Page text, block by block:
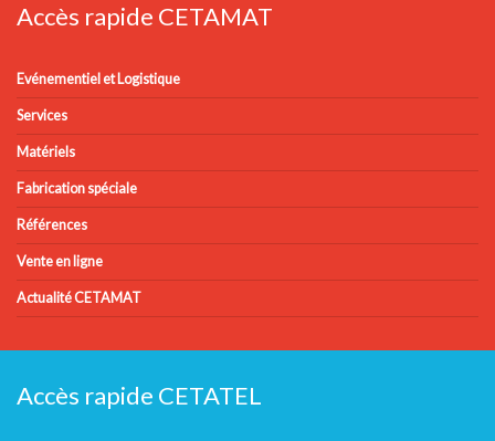
Accès rapide CETAMAT
Evénementiel et Logistique
Services
Matériels
Fabrication spéciale
Références
Vente en ligne
Actualité CETAMAT
Accès rapide CETATEL